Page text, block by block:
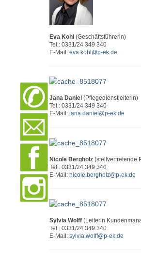
Eva Kohl (Geschäftsführerin)
Tel.: 0331/24 349 340
E-Mail: eva.kohl@p-ek.de
Jana Daniel (Pflegedienstleiterin)
Tel.: 0331/24 349 340
E-Mail: jana.daniel@p-ek.de
Nicole Bergholz (stellvertretende
Tel.: 0331/24 349 340
E-Mail: nicole.bergholz@p-ek.de
Sylvia Wolff (Leiterin
Tel.: 0331/24 349 340
E-Mail: sylvia.wolff@p-ek.de